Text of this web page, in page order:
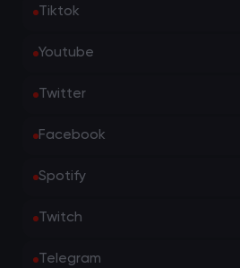
Tiktok
Youtube
Twitter
Facebook
Spotify
Twitch
Telegram